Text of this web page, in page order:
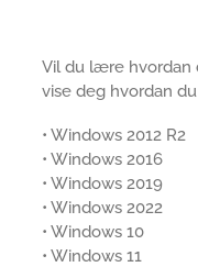
Vil du lære hvordan
vise deg hvordan
• Windows 2012 R2
• Windows 2016
• Windows 2019
• Windows 2022
• Windows 10
• Windows 11